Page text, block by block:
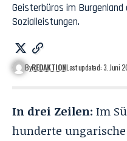
Geisterbüros im
Sozialleistungen.
ByREDAKTIONLast updated: 3. Juni
In drei Zeilen: Im
hunderte